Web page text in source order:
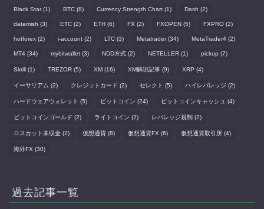
Black Star(1) BTC (8) Currency Strength Chart (1) Dash (2)
datamish (3) ETC (2) ETH (6) FX (2) FXOPEN (5) FXPRO (2)
hotforex (2) i-account (2) LTC (3) Metatrader(34) MetaTrader4 (2)
MT4 (34) mybitwallet (3) NDD方式 (2) NETELLER (1) pickup (7)
Skrill (1) TREZOR (5) XM (16) XM解説記事 (9) XRP (4)
イーサリアム (2) クレジットカード (2) セレクト (5) ハイレバレッジ (2)
ハードウェアウォレット (5) ビットコイン (24) ビットコインキャッシュ (4)
ビットコインゴールド (2) ライトコイン (2) レバレッジ規制 (2)
ロスカット未収金 (2) 仮想通貨 (8) 仮想通貨FX (6) 仮想通貨取引所 (4)
海外FX (30)
過去記事一覧